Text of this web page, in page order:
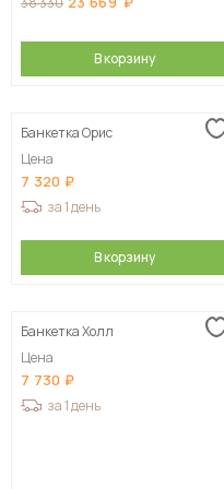
В корзину
Банкетка Орис
Цена
7 320
за 1 день
В корзину
Банкетка Холл
Цена
7 730
за 1 день